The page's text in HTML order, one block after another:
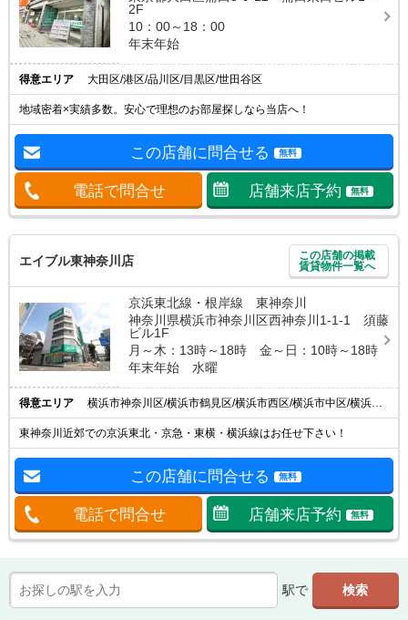
2F
10：00～18：00
年末年始
得意エリア 大田区/港区/品川区/目黒区/世田谷区
地域密着×実績多数。安心で理想のお部屋探しなら当店へ！
この店舗に問合せる 無料
電話で問合せ 店舗来店予約 無料
エイブル東神奈川店
この店舗の掲載
賃貸物件一覧へ
京浜東北線・根岸線 東神奈川
神奈川県横浜市神奈川区西神奈川1-1-1 須藤
ビル1F
月～木：13時～18時 金～日：10時～18時
年末年始 水曜
得意エリア 横浜市神奈川区/横浜市鶴見区/横浜市西区/横浜市中区/横浜市南区
東神奈川近郊での京浜東北・京急・東横・横浜線はお任せ下さい！
この店舗に問合せる 無料
電話で問合せ 店舗来店予約 無料
駅で